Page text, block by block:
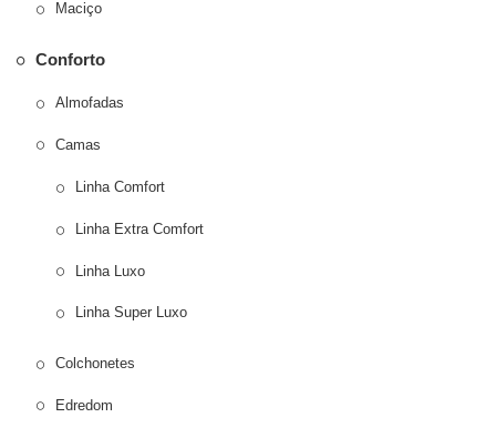
Maciço
Conforto
Almofadas
Camas
Linha Comfort
Linha Extra Comfort
Linha Luxo
Linha Super Luxo
Colchonetes
Edredom